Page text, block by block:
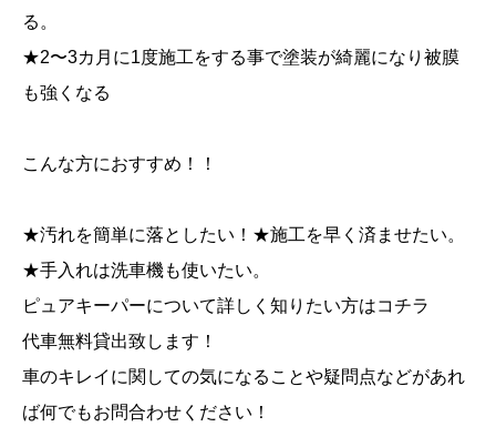
る。
★2〜3カ月に1度施工をする事で塗装が綺麗になり被膜
も強くなる
こんな方におすすめ！！
★汚れを簡単に落としたい！★施工を早く済ませたい。
★手入れは洗車機も使いたい。
ピュアキーパーについて詳しく知りたい方はコチラ
代車無料貸出致します！
車のキレイに関しての気になることや疑問点などがあれ
ば何でもお問合わせください！